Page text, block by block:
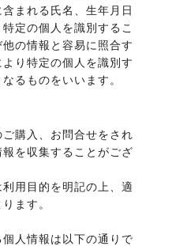
まれる氏名、生年月日
定の個人を識別するこ
の情報と容易に照合す
り特定の個人を識別す
るものをいいます。
購入、お問合せをされ
を収集することがござ
用目的を明記の上、適
ます。
人情報は以下の通りで